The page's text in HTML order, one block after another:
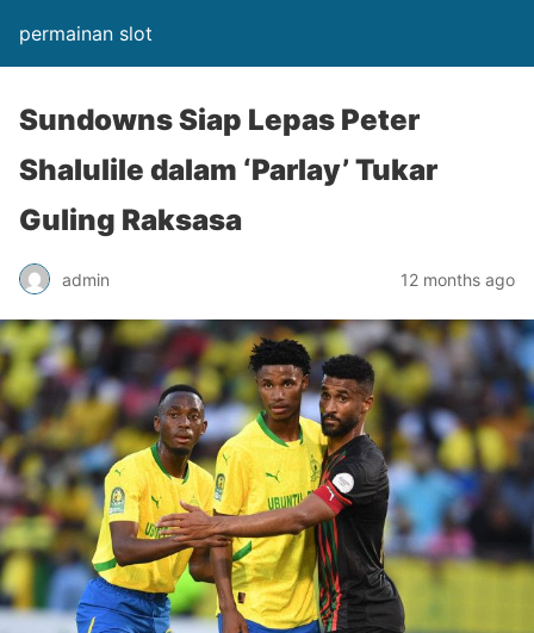
permainan slot
Sundowns Siap Lepas Peter
Shalulile dalam ‘Parlay’ Tukar
Guling Raksasa
admin 12 months ago